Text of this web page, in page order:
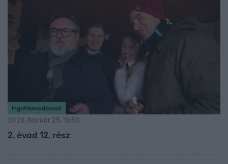
Ingatlanvadászok
2026. február 25. 19:50
2. évad 12. rész